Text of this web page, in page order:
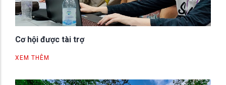
Cơ hội được tài trợ
XEM THÊM